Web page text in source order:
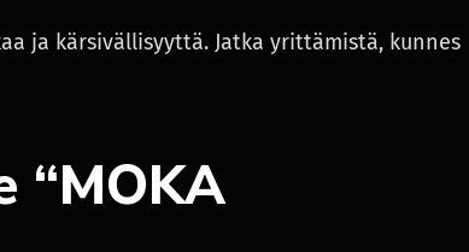
ja kärsivällisyyttä. Jatka yrittämistä, kunnes
“MOKA